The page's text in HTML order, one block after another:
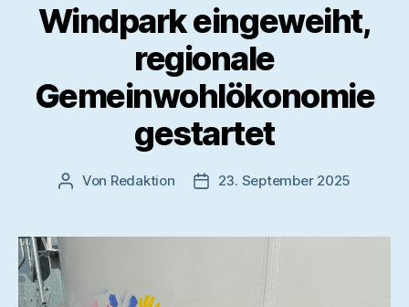
Windpark eingeweiht,
regionale
Gemeinwohlökonomie
gestartet
Beitragsautor
Von Redaktion Veröffentlichungsdatum
23. September 2025